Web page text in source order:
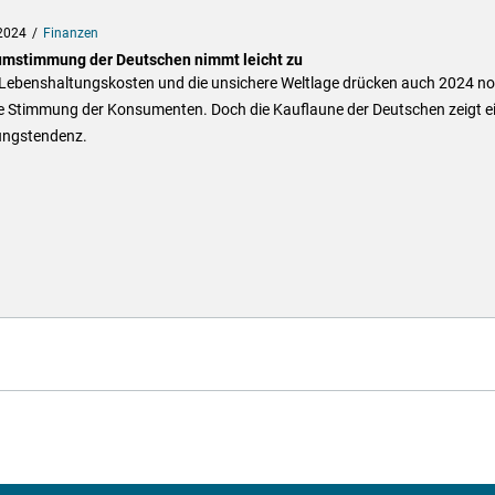
Finanzen
der Deutschen nimmt leicht zu
und die unsichere Weltlage drücken auch 2024
Stimmung der Konsumenten. Doch die Kauflaune der Deutschen zeigt